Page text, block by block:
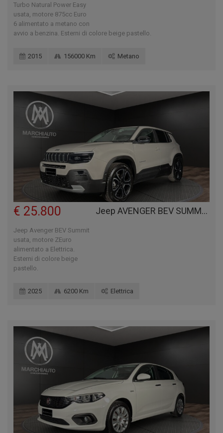
Turbo Natural Power Easy
usata, motore 875cc Euro
6 alimentato a metano con
avvio a benzina. Esterni di colore beige pastello.
2015 156000 Km Metano
Jeep AVENGER BEV SUMMIT
€ 25.800
Jeep Avenger BEV Summit
usata, motore ZEuro
alimentato a Elettrica.
Esterni di colore beige
pastello.
2025 6200 Km Elettrica